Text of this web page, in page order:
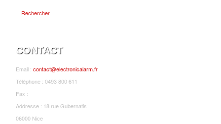
Rechercher
CONTACT
Email :contact@electronicalarm.fr
Téléphone : 0493 800 611
Fax :
Addresse : 18 rue Gubernatis
06000 Nice